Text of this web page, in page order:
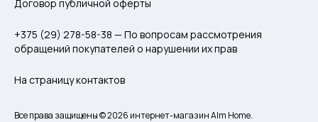
Договор публичной оферты
+375 (29) 278-58-38 — По вопросам рассмотрения
обращений покупателей о нарушении их прав
На страницу контактов
Все права защищены © 2026 интернет-магазин Alm Home.